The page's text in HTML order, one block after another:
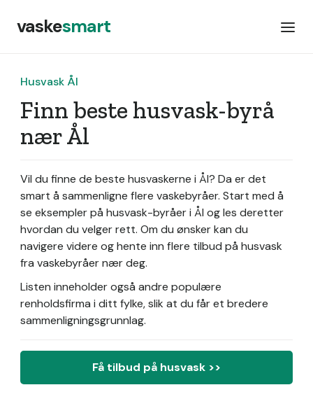
vaskesmart
Husvask Ål
Finn beste husvask-byrå
nær Ål
Vil du finne de beste husvaskerne i Ål? Da er det
smart å sammenligne flere vaskebyråer. Start med å
se eksempler på husvask-byråer i Ål og les deretter
hvordan du velger rett. Om du ønsker kan du
navigere videre og hente inn flere tilbud på husvask
fra vaskebyråer nær deg.
Listen inneholder også andre populære
renholdsfirma i ditt fylke, slik at du får et bredere
sammenligningsgrunnlag.
Få tilbud på husvask >>